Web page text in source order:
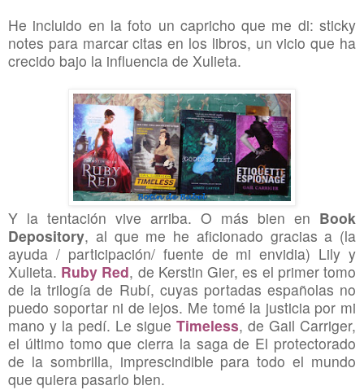
He incluido en la foto un capricho que me di: sticky
notes para marcar citas en los libros, un vicio que ha
crecido bajo la influencia de Xulieta.
Y la tentación vive arriba. O más bien en Book
Depository, al que me he aficionado gracias a (la
ayuda / participación/ fuente de mi envidia) Lily y
Xulieta. Ruby Red, de Kerstin Gier, es el primer tomo
de la trilogía de Rubí, cuyas portadas españolas no
puedo soportar ni de lejos. Me tomé la justicia por mi
mano y la pedí. Le sigue Timeless, de Gail Carriger,
el último tomo que cierra la saga de El protectorado
de la sombrilla, imprescindible para todo el mundo
que quiera pasarlo bien.